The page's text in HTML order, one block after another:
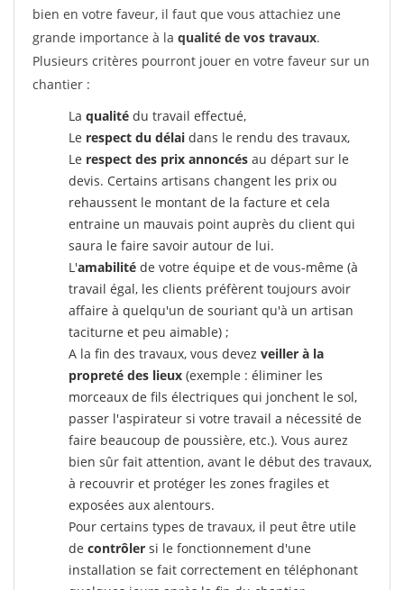
bien en votre faveur, il faut que vous attachiez une
grande importance à la qualité de vos travaux.
Plusieurs critères pourront jouer en votre faveur sur un
chantier :
La qualité du travail effectué,
Le respect du délai dans le rendu des travaux,
Le respect des prix annoncés au départ sur le
devis. Certains artisans changent les prix ou
rehaussent le montant de la facture et cela
entraine un mauvais point auprès du client qui
saura le faire savoir autour de lui.
L'amabilité de votre équipe et de vous-même (à
travail égal, les clients préfèrent toujours avoir
affaire à quelqu'un de souriant qu'à un artisan
taciturne et peu aimable) ;
A la fin des travaux, vous devez veiller à la
propreté des lieux (exemple : éliminer les
morceaux de fils électriques qui jonchent le sol,
passer l'aspirateur si votre travail a nécessité de
faire beaucoup de poussière, etc.). Vous aurez
bien sûr fait attention, avant le début des travaux,
à recouvrir et protéger les zones fragiles et
exposées aux alentours.
Pour certains types de travaux, il peut être utile
de contrôler si le fonctionnement d'une
installation se fait correctement en téléphonant